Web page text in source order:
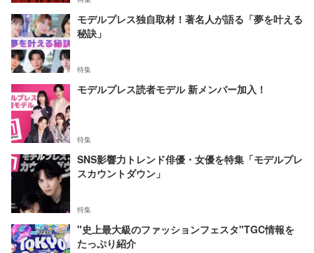
モデルプレス独自取材！著名人が語る「夢を叶える
秘訣」
特集
モデルプレス読者モデル 新メンバー加入！
特集
SNS影響力トレンド俳優・女優を特集「モデルプレ
スカウントダウン」
特集
"史上最大級のファッションフェスタ"TGC情報を
たっぷり紹介